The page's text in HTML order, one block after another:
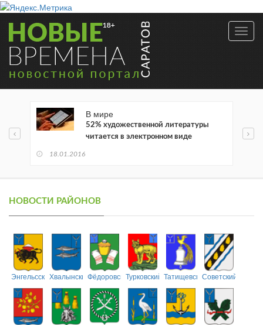
В мире
52% художественной литературы
читается в электронном виде
18.01.2016
НОВОСТИ РАЙОНОВ
ЭнгельсскийХвалынскийФёдоровскийТурковский ТатищевскийСоветский